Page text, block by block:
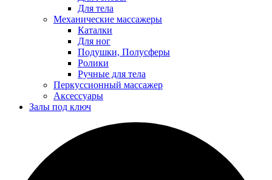
Для тела
Механические массажеры
Каталки
Для ног
Подушки, Полусферы
Ролики
Ручные для тела
Перкуссионный массажер
Аксессуары
Залы под ключ